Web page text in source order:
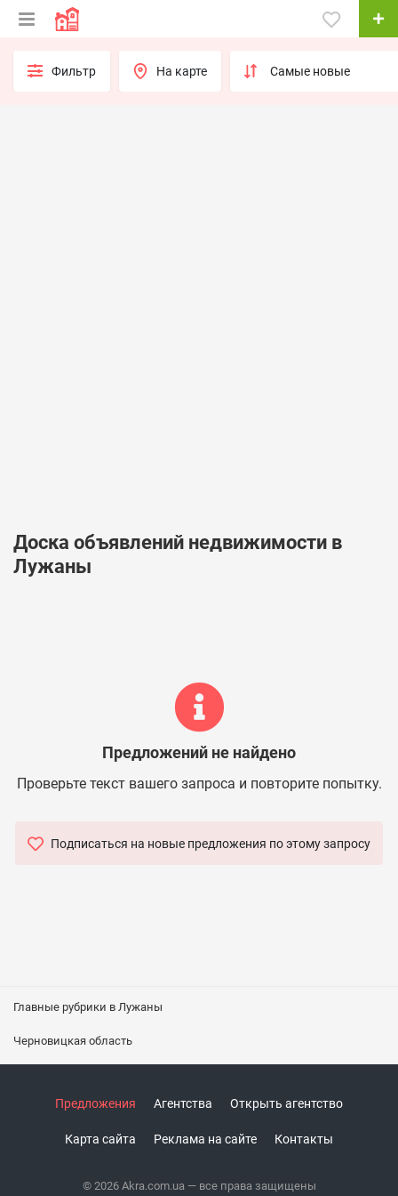
Фильтр На карте
Доска объявлений недвижимости в
Лужаны
Предложений не найдено
Проверьте текст вашего запроса и повторите попытку.
Подписаться на новые предложения по этому запросу
Главные рубрики в Лужаны
Черновицкая область
© 2026 Akra.com.ua — все права защищены
Предложения Агентства Открыть агентство
Карта сайта Реклама на сайте Контакты